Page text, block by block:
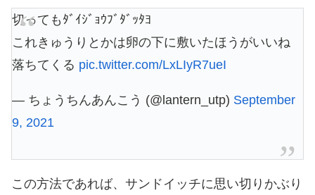
切ってもﾀﾞｲｼﾞｮｳﾌﾞﾀﾞｯﾀﾖ
これきゅうりとかは卵の下に敷いたほうがいいね
落ちてくる pic.twitter.com/LxLIyR7ueI
— ちょうちんあんこう (@lantern_utp) September
9, 2021
この方法であれば、サンドイッチに思い切りかぶり